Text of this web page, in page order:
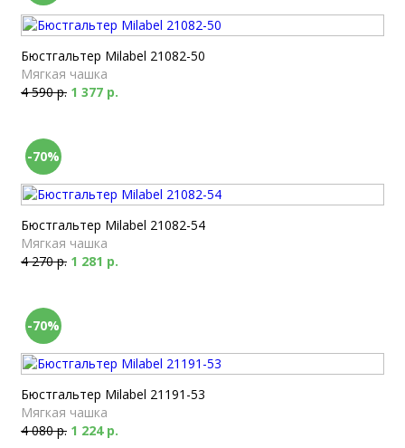
Бюстгальтер Milabel 21082-50
Мягкая чашка
4 590 р. 1 377 р.
-70%
Бюстгальтер Milabel 21082-54
Мягкая чашка
4 270 р. 1 281 р.
-70%
Бюстгальтер Milabel 21191-53
Мягкая чашка
4 080 р. 1 224 р.